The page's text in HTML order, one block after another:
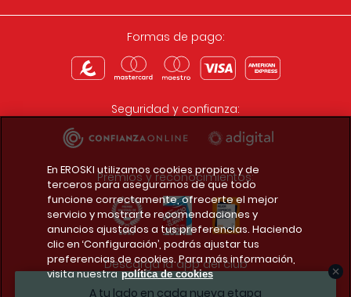
A tu lado en cada nueva etapa
Formas de pago:
Seguridad y confianza:
Premios y reconocimientos:
Descarga la app del club
En EROSKI utilizamos cookies propias y de
terceros para asegurarnos de que todo
funcione correctamente, ofrecerte el mejor
servicio y mostrarte recomendaciones y
anuncios ajustados a tus preferencias. Haciendo
clic en ‘Configuración’, podrás ajustar tus
preferencias de cookies. Para más información,
visita nuestra política de cookies